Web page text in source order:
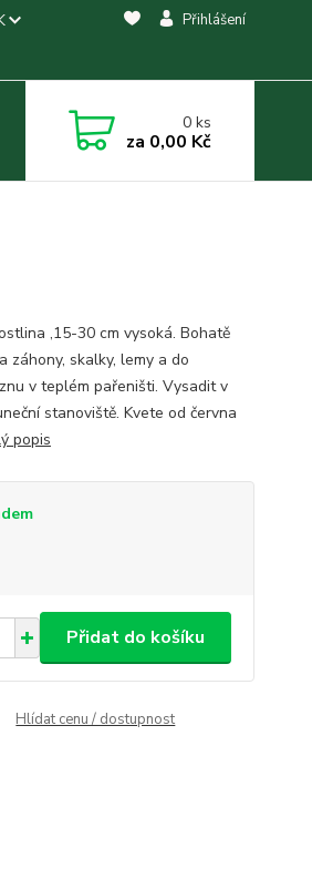
Přihlášení
0ks
za 0,00 Kč
,15-30 cm vysoká. Bohatě
záhony, skalky, lemy a do
v teplém pařeništi. Vysadit v
stanoviště. Kvete od června
popis
Přidat do košíku
Hlídat cenu / dostupnost